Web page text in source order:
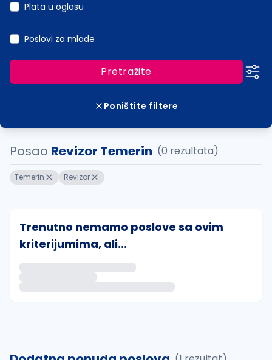
Plata u oglasu
Poslovi za mlade
Pretražite
Poništite filtere
Posao Revizor Temerin (0 rezultata)
Temerin Revizor
Trenutno nemamo poslove sa ovim
kriterijumima, ali...